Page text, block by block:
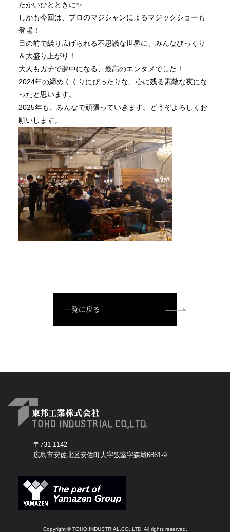
たかいひとときに✨
しかも今回は、プロのマジシャンによるマジックショーも
登場！
目の前で繰り広げられる不思議な世界に、みんなびっくり
＆大盛り上がり！
大人もガチで夢中になる、最高のエンタメでした！
2024年の締めくくりにぴったりな、心に残る素敵な夜にな
ったと思います。
2025年も、みんなで頑張っていきます。どうぞよろしくお
願いします。
一覧に戻る
〒731-1142
広島市安佐北区安佐町大字飯室字森城6861-9
Copyright © TOHO INDUSTRIAL.CO.,LTD, All rights reserved.